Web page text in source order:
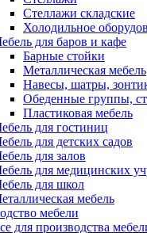
Стеллажи складские
Холодильное
для баров и кафе
Барные стойки
Металлическая мебель
Навесы, шатры,
Обеденные группы,
Пластиковая мебель
для гостиниц
для детских садов
для залов
для медицинских
для школ
мебель
мебели
для производства